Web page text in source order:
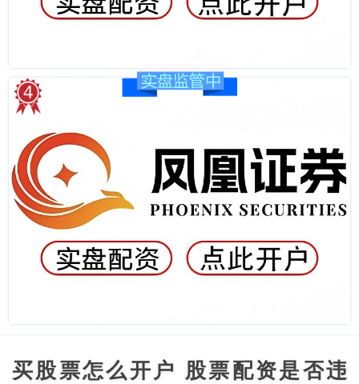
买股票怎么开户 股票配资是否违